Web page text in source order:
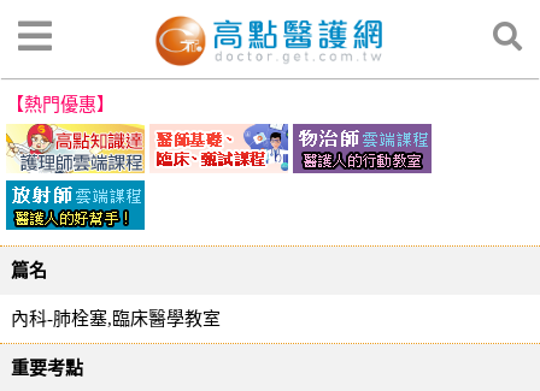
【熱門優惠】
篇名
內科-肺栓塞,臨床醫學教室
重要考點